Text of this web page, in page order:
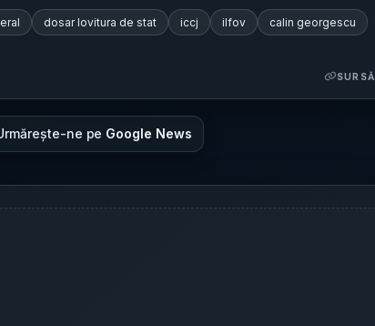
dosar lovitura de stat iccj ilfov
calin georgescu
SURSĂ
ne pe Google News